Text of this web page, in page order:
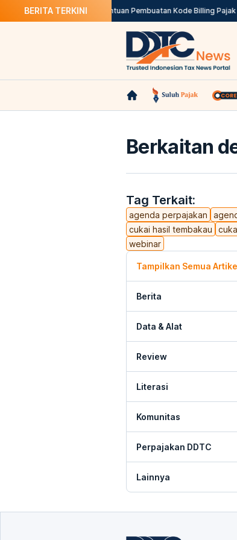
BERITA TERKINI
Insentif Pajak Ketentuan Pembuatan Kode Billing Pajak
Berkaitan
Tag Terkait:
agenda perpajakan
cukai hasil tembakau
webinar
Tampilkan Semua
Berita
Data & Alat
Review
Literasi
Komunitas
Perpajakan DDTC
Lainnya